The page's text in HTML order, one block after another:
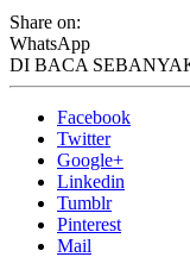
Share on:
WhatsApp
DI BACA
Facebook
Twitter
Google+
Linkedin
Tumblr
Pinterest
Mail